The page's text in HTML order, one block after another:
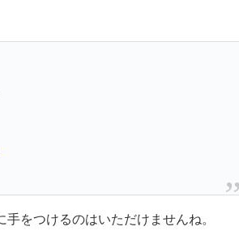
をつけるのはいただけませんね。